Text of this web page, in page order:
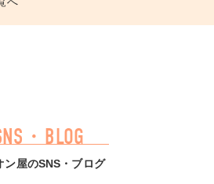
・BLOG
ン屋のSNS・ブログ